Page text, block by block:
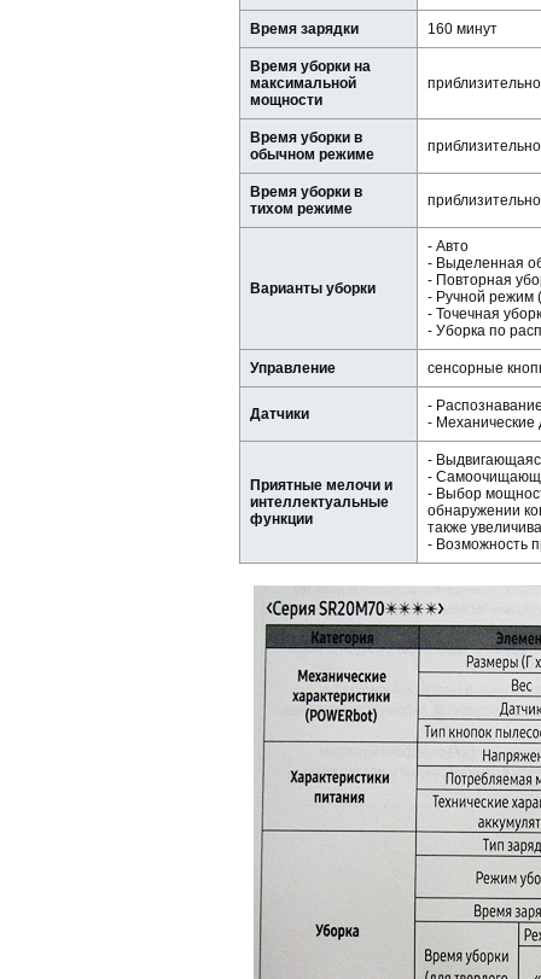
Время зарядки 160 минут
Время уборки на
максимальной
мощности
Время уборки в
обычном режиме
Время уборки в
тихом режиме
Варианты уборки
- Авто
- Выделенная
- Повторная
- Ручной режим
- Точечная
- Уборка по
Управление сенсорные
Датчики
-
- Механические
Приятные мелочи и
интеллектуальные
функции
-
-
- Выбор
обнаружении
также
- Возможность